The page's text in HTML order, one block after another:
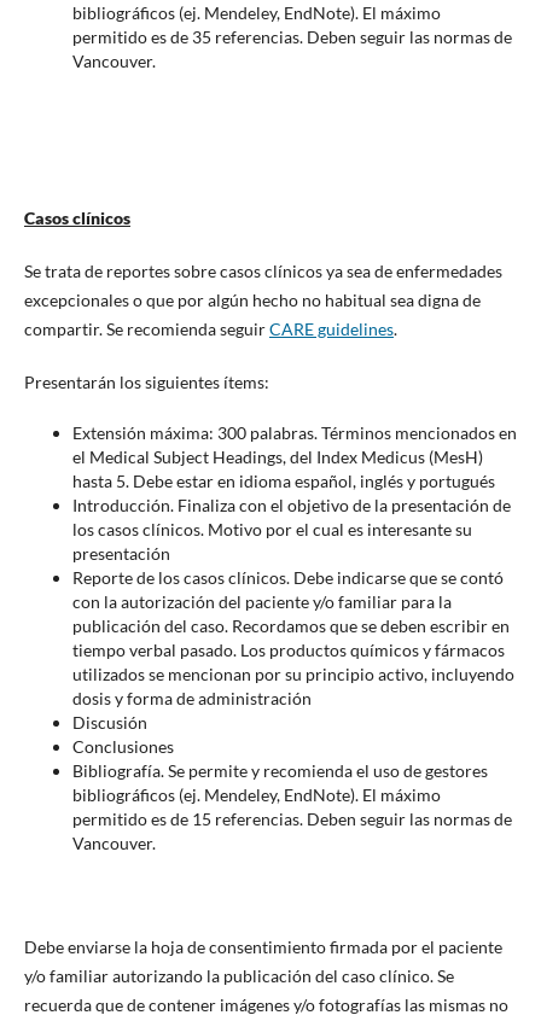
bibliográficos (ej. Mendeley, EndNote). El máximo
permitido es de 35 referencias. Deben seguir las normas de
Vancouver.
Casos clínicos
Se trata de reportes sobre casos clínicos ya sea de enfermedades
excepcionales o que por algún hecho no habitual sea digna de
compartir. Se recomienda seguirCARE guidelines.
Presentarán los siguientes ítems:
Extensión máxima: 300 palabras. Términos mencionados en
el Medical Subject Headings, del Index Medicus (MesH)
hasta 5. Debe estar en idioma español, inglés y portugués
Introducción. Finaliza con el objetivo de la presentación de
los casos clínicos. Motivo por el cual es interesante su
presentación
Reporte de los casos clínicos. Debe indicarse que se contó
con la autorización del paciente y/o familiar para la
publicación del caso. Recordamos que se deben escribir en
tiempo verbal pasado. Los productos químicos y fármacos
utilizados se mencionan por su principio activo, incluyendo
dosis y forma de administración
Discusión
Conclusiones
Bibliografía. Se permite y recomienda el uso de gestores
bibliográficos (ej. Mendeley, EndNote). El máximo
permitido es de 15 referencias. Deben seguir las normas de
Vancouver.
Debe enviarse la hoja de consentimiento firmada por el paciente
y/o familiar autorizando la publicación del caso clínico. Se
recuerda que de contener imágenes y/o fotografías las mismas no